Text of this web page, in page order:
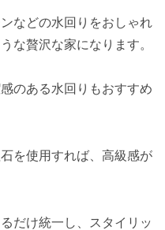
などの水回りをおしゃれ
な贅沢な家になります。
のある水回りもおすすめ
を使用すれば、高級感が
だけ統一し、スタイリッ